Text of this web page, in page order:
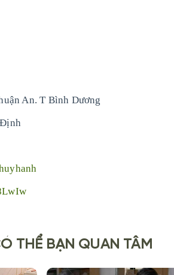
An. T Bình Dương
THỂ BẠN QUAN TÂM